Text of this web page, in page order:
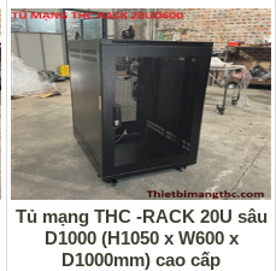
Tủ mạng THC -RACK 20U sâu
D1000 (H1050 x W600 x
D1000mm) cao cấp